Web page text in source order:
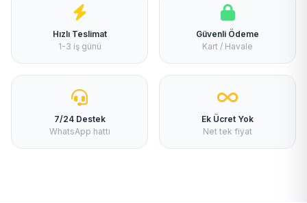
Hızlı Teslimat
1-3 iş günü
Güvenli Ödeme
Kart / Havale
7/24 Destek
WhatsApp hattı
Ek Ücret Yok
Net tek fiyat